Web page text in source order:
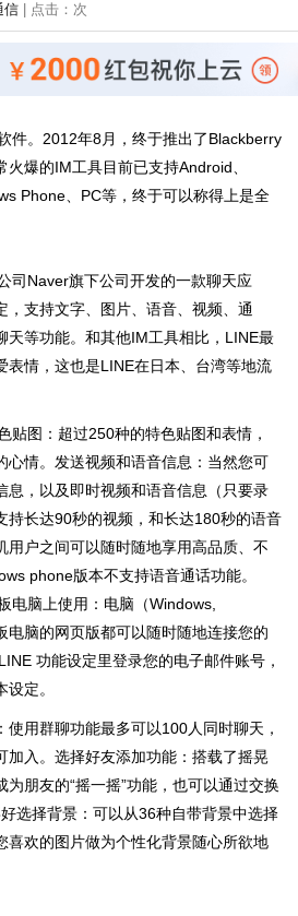
信 | 点击： 次
件。2012年8月，终于推出了Blackberry
爆的IM工具目前已支持Android、
Phone、PC等，终于可以称得上是全
司Naver旗下公司开发的一款聊天应
，支持文字、图片、语音、视频、通
天等功能。和其他IM工具相比，LINE最
表情，这也是LINE在日本、台湾等地流
贴图：超过250种的特色贴图和表情，
心情。发送视频和语音信息：当然您可
息，以及即时视频和语音信息（只要录
持长达90秒的视频，和长达180秒的语音
用户之间可以随时随地享用高品质、不
phone版本不支持语音通话功能。
电脑上使用：电脑（Windows,
电脑的网页版都可以随时随地连接您的
功能设定里登录您的电子邮件账号，
定。
使用群聊功能最多可以100人同时聊天，
加入。选择好友添加功能：搭载了摇晃
朋友的“摇一摇”功能，也可以通过交换
选择背景：可以从36种自带背景中选择
喜欢的图片做为个性化背景随心所欲地